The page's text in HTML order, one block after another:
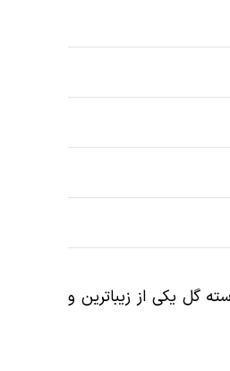
گل یکی از زیباترین و